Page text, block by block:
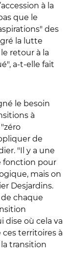
à la
que le
des
la lutte
retour à la
a-t-elle fait
le besoin
à
de
"Il y a une
fonction pour
mais on
Desjardins.
chaque
dise où cela va
ces territoires à
transition